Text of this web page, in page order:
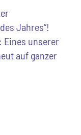
Eines unserer
auf ganzer